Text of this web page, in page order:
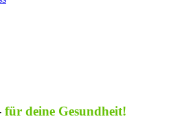
für deine Gesundheit!